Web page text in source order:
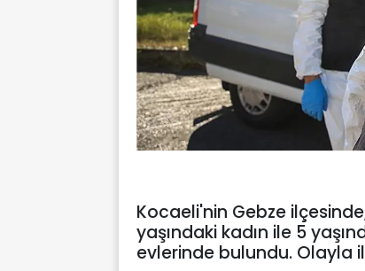
Kocaeli'nin Gebze
yaşındaki kadın ile 5
evlerinde bulundu. Olayla